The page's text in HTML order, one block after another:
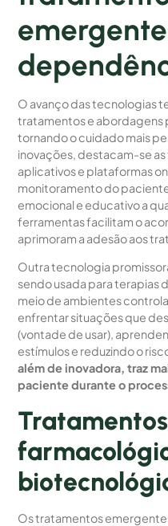
O avanço das tecnologias
tratamentos e abordagens
tornando o cuidado mais
inovações, destacam-se
aplicativos e plataformas
monitoramento do
emocional e educativo a
ferramentas facilitam o
aprimoram a adesão aos
Outra tecnologia
sendo usada para terapias
meio de ambientes
enfrentar situações que
(vontade de usar),
estímulos e reduzindo o
além de inovadora, traz
paciente durante o
Tratamentos
Os tratamentos